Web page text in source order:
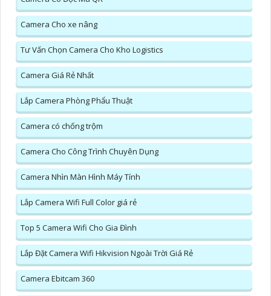
Camera Cho xe nâng
Tư Vấn Chọn Camera Cho Kho Logistics
Camera Giá Rẻ Nhất
Lắp Camera Phòng Phẩu Thuật
Camera có chống trộm
Camera Cho Công Trình Chuyên Dụng
Camera Nhìn Màn Hình Máy Tính
Lắp Camera Wifi Full Color giá rẻ
Top 5 Camera Wifi Cho Gia Đình
Lắp Đặt Camera Wifi Hikvision Ngoài Trời Giá Rẻ
Camera Ebitcam 360